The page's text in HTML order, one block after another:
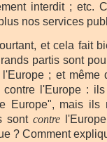
interdit ; etc.
nos services
et cela fait
partis sont
l'Europe ; et même
contre l'Europe :
Europe", mais ils
sont contre
? Comment